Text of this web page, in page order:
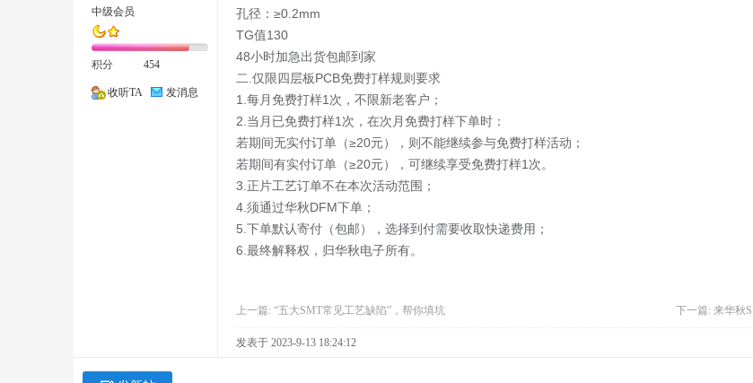
中级会员
积分 454
收听TA 发消息
孔径：≥0.2mm
TG值130
48小时加急出货包邮到家
二.仅限四层板PCB免费打样规则要求
1.每月免费打样1次，不限新老客户；
2.当月已免费打样1次，在次月免费打样下单时：
若期间无实付订单（≥20元），则不能继续参与免费打样活动；
若期间有实付订单（≥20元），可继续享受免费打样1次。
3.正片工艺订单不在本次活动范围；
4.须通过华秋DFM下单；
5.下单默认寄付（包邮），选择到付需要收取快递费用；
6.最终解释权，归华秋电子所有。
上一篇: “五大SMT常见工艺缺陷”，帮你填坑 下一篇: 来华秋
发表于 2023-9-13 18:24:12